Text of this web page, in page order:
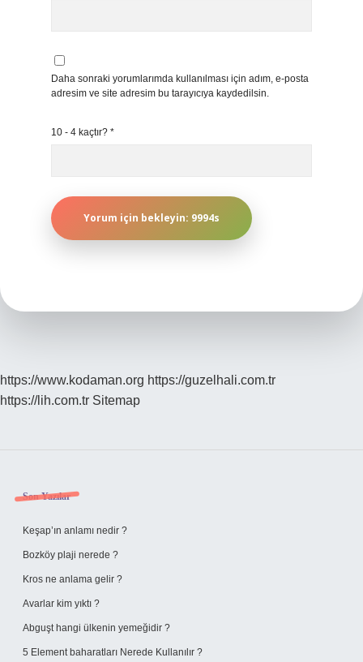
Daha sonraki yorumlarımda kullanılması için adım, e-posta
adresim ve site adresim bu tarayıcıya kaydedilsin.
10 - 4 kaçtır? *
https://www.kodaman.org https://guzelhali.com.tr
https://lih.com.tr Sitemap
Sidebar
Son Yazılar
Keşap’ın anlamı nedir ?
Bozköy plaji nerede ?
Kros ne anlama gelir ?
Avarlar kim yıktı ?
Abguşt hangi ülkenin yemeğidir ?
5 Element baharatları Nerede Kullanılır ?